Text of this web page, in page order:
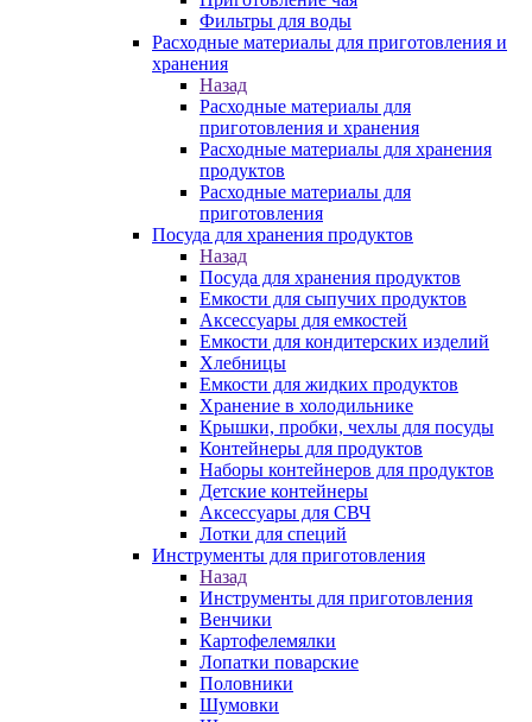
Фильтры для воды
Расходные материалы для приготовления и
хранения
Назад
Расходные материалы для
приготовления и хранения
Расходные материалы для хранения
продуктов
Расходные материалы для
приготовления
Посуда для хранения продуктов
Назад
Посуда для хранения продуктов
Емкости для сыпучих продуктов
Аксессуары для емкостей
Емкости для кондитерских изделий
Хлебницы
Емкости для жидких продуктов
Хранение в холодильнике
Крышки, пробки, чехлы для посуды
Контейнеры для продуктов
Наборы контейнеров для продуктов
Детские контейнеры
Аксессуары для СВЧ
Лотки для специй
Инструменты для приготовления
Назад
Инструменты для приготовления
Венчики
Картофелемялки
Лопатки поварские
Половники
Шумовки